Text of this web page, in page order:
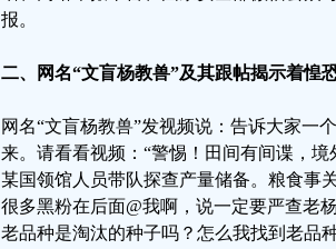
报。
二、网名“文盲杨教兽”及其跟帖揭示着惶
网名“文盲杨教兽”发视频说：告诉大家一
来。请看看视频：“警惕！田间有间谍，
某国领馆人员带队探查产量储备。粮食事
很多黑粉在后面@我啊，说一定要严查老
老品种是淘汰的种子吗？怎么我找到老品